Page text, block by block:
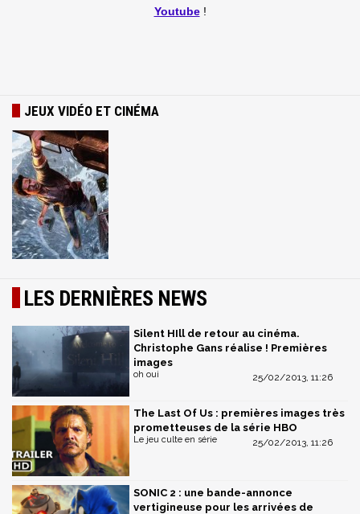
Youtube!
JEUX VIDÉO ET CINÉMA
LES DERNIÈRES NEWS
Silent HIll de retour au cinéma.
Christophe Gans réalise ! Premières
images
25/02/2013, 11:26
oh oui
The Last Of Us : premières images très
prometteuses de la série HBO
25/02/2013, 11:26
Le jeu culte en série
SONIC 2 : une bande-annonce
vertigineuse pour les arrivées de